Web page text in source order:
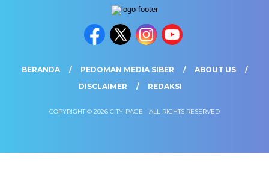
BERANDA PEDOMAN MEDIA SIBER
ABOUT US
DISCLAIMER
REDAKSI
COPYRIGHT © 2026 CITY-PAGE - ALL RIGHTS RESERVED